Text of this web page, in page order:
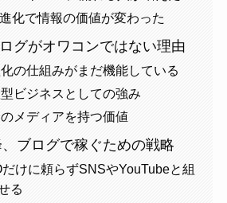
化で情報の価値が変わった
グがオワコンではない理由
の仕組みがまだ機能している
ビジネスとしての強み
メディアを持つ価値
ブログで稼ぐための戦略
けに頼らずSNSやYouTubeと組
る